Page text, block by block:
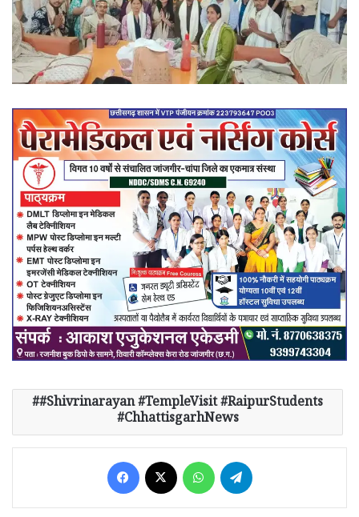
#Shivrinarayan #TempleVisit #RaipurStudents
#ChhattisgarhNews
Facebook WhatsApp